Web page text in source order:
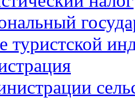
туристской